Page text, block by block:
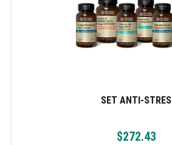
SET ANTI-STRES
$272.43